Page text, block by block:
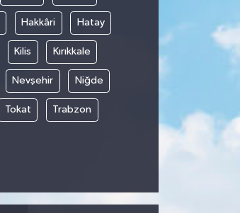
Hakkâri Hatay
Kilis Kırıkkale
Nevşehir Niğde
Tokat Trabzon